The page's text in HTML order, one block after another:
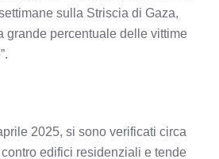
sulla Striscia di Gaza,
grande percentuale delle vittime
2025, si sono verificati circa
edifici residenziali e tende